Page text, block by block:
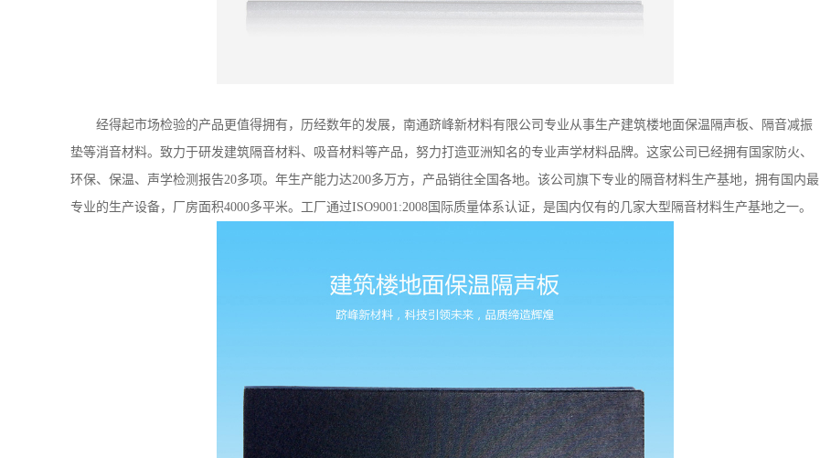
经得起市场检验的产品更值得拥有，历经数年的发展，南通跻峰新材料有限公司专业从事生产建筑楼地面保温隔声板、隔音减振
垫等消音材料。致力于研发建筑隔音材料、吸音材料等产品，努力打造亚洲知名的专业声学材料品牌。这家公司已经拥有国家防火、
环保、保温、声学检测报告20多项。年生产能力达200多万方，产品销往全国各地。该公司旗下专业的隔音材料生产基地，拥有国内最
专业的生产设备，厂房面积4000多平米。工厂通过ISO9001:2008 国际质量体系认证，是国内仅有的几家大型隔音材料生产基地之一。